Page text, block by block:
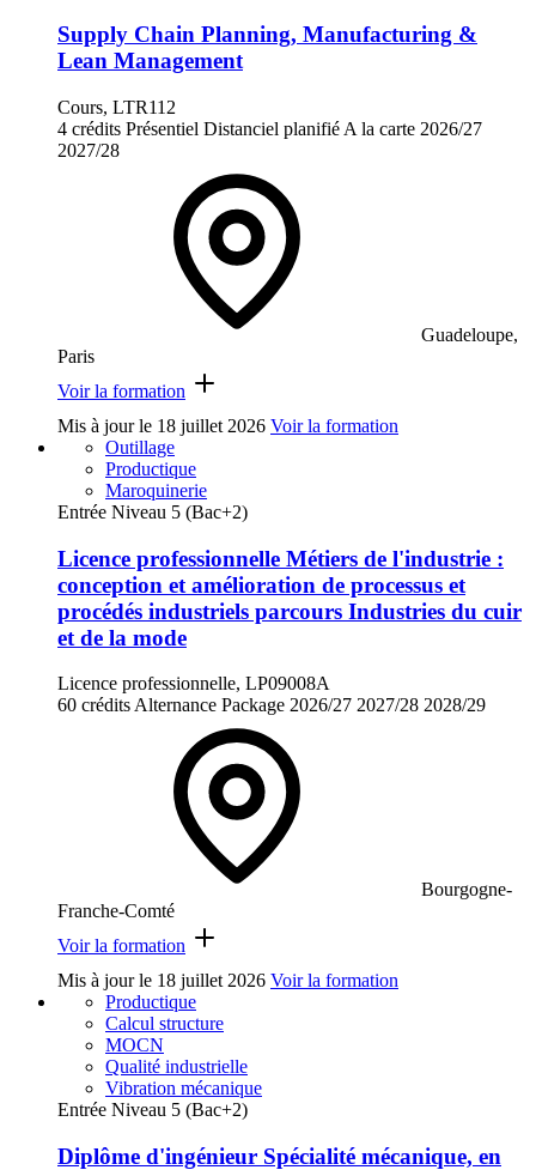
Supply Chain Planning, Manufacturing &
Lean Management
Cours, LTR112
4 crédits Présentiel Distanciel planifié A la carte 2026/27
2027/28
Guadeloupe,
Paris
Voir la formation
Mis à jour le 18 juillet 2026 Voir la formation
Outillage
Productique
Maroquinerie
Entrée Niveau 5 (Bac+2)
Licence professionnelle Métiers de l'industrie :
conception et amélioration de processus et
procédés industriels parcours Industries du cuir
et de la mode
Licence professionnelle, LP09008A
60 crédits Alternance Package 2026/27 2027/28 2028/29
Bourgogne-
Franche-Comté
Voir la formation
Mis à jour le 18 juillet 2026 Voir la formation
Productique
Calcul structure
MOCN
Qualité industrielle
Vibration mécanique
Entrée Niveau 5 (Bac+2)
Diplôme d'ingénieur Spécialité mécanique, en